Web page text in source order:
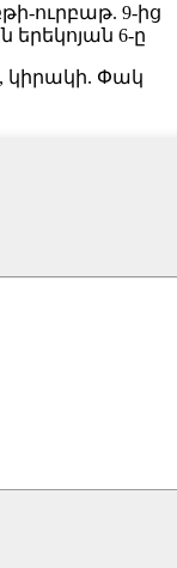
ուրբաթ. 9-ից
երեկոյան 6-ը
Փակ